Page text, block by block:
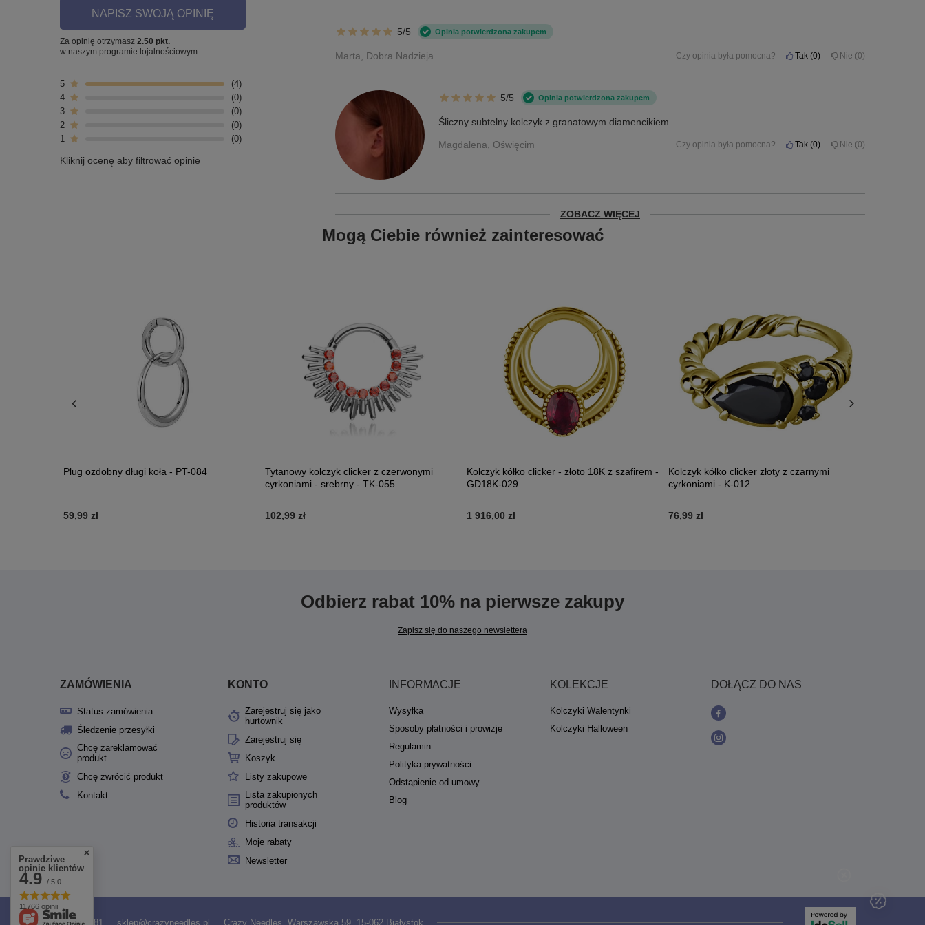
NAPISZ SWOJĄ OPINIĘ
Za opinię otrzymasz 2.50 pkt.
w naszym programie lojalnościowym.
5
4
4
0
3
0
2
0
1
0
Kliknij ocenę aby filtrować opinie
5/5 Opinia potwierdzona zakupem
Marta, Dobra Nadzieja Czy opinia była pomocna? Tak 0 Nie 0
5/5 Opinia potwierdzona zakupem
Śliczny subtelny kolczyk z granatowym diamencikiem
Magdalena, Oświęcim Czy opinia była pomocna? Tak 0 Nie 0
ZOBACZ WIĘCEJ
Mogą Ciebie również zainteresować
Plug ozdobny długi koła - PT-084
59,99 zł
Tytanowy kolczyk clicker z czerwonymi
cyrkoniami - srebrny - TK-055
102,99 zł
Kolczyk kółko clicker - złoto 18K z szafirem -
GD18K-029
1 916,00 zł
Kolczyk kółko clicker złoty z czarnymi
cyrkoniami - K-012
76,99 zł
Odbierz rabat 10% na pierwsze zakupy
Zapisz się do naszego newslettera
ZAMÓWIENIA
Status zamówienia
Śledzenie przesyłki
Chcę zareklamować
produkt
Chcę zwrócić produkt
Kontakt
KONTO
Zarejestruj się jako
hurtownik
Zarejestruj się
Koszyk
Listy zakupowe
Lista zakupionych
produktów
Historia transakcji
Moje rabaty
Newsletter
INFORMACJE
Wysyłka
Sposoby płatności i prowizje
Regulamin
Polityka prywatności
Odstąpienie od umowy
Blog
KOLEKCJE
Kolczyki Walentynki
Kolczyki Halloween
DOŁĄCZ DO NAS
531958481 sklep@crazyneedles.pl Crazy Needles Warszawska 59 15-062 Białystok
Prawdziwe
opinie klientów
4.9 / 5.0
11766 opinii